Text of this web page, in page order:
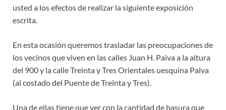
usted a los efectos de realizar la siguiente exposición
escrita.
En esta ocasión queremos trasladar las preocupaciones de
los vecinos que viven en las calles Juan H. Paiva a la altura
del 900 y la calle Treinta y Tres Orientales uesquina Paiva
(al costado del Puente de Treinta y Tres).
Una de ellas tiene que ver con la cantidad de basura que